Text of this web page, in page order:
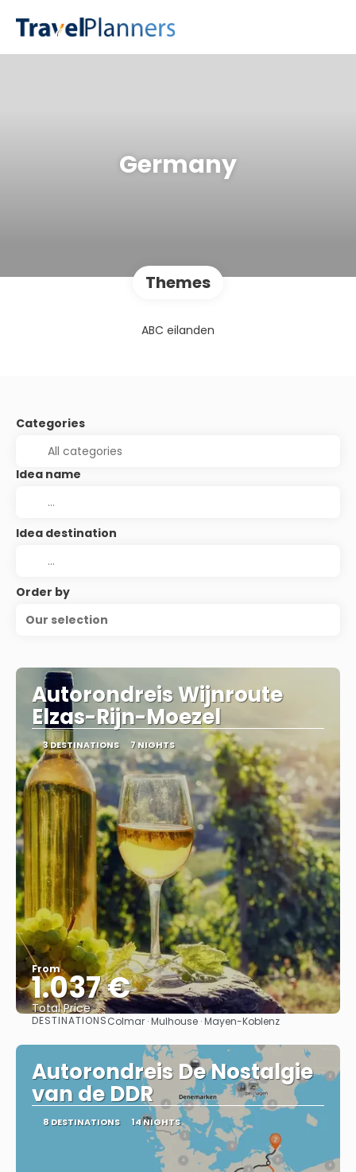
Germany
Themes
ABC eilanden
Categories
Idea name
Idea destination
Order by
Our selection
Autorondreis Wijnroute
Elzas-Rijn-Moezel
3 DESTINATIONS 7 NIGHTS
From
1.037 €
Total Price
See
DESTINATIONSColmar · Mulhouse · Mayen-Koblenz
Autorondreis De Nostalgie
van de DDR
8 DESTINATIONS 14 NIGHTS